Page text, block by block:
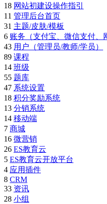
18 网站初建设操作指引
11 管理后台首页
31 主题/皮肤/模板
6 账务（支付宝、微信支付、
43 用户（管理员/教师/学员）
89 课程
14 班级
55 题库
47 系统设置
18 积分奖励系统
13 分销系统
14 移动端
7 商城
16 微营销
26 ES教育云
5 ES教育云开放平台
4 应用插件
8 CRM
33 资讯
28 小组